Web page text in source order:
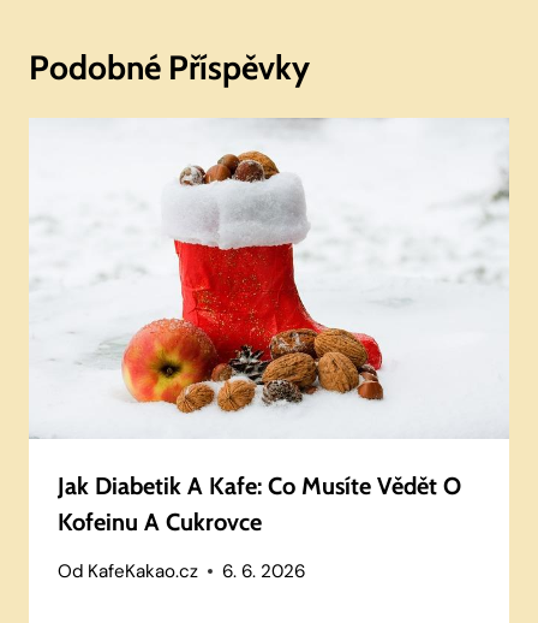
Podobné Příspěvky
Jak Diabetik A Kafe: Co Musíte Vědět O
Kofeinu A Cukrovce
Od KafeKakao.cz 6. 6. 2026